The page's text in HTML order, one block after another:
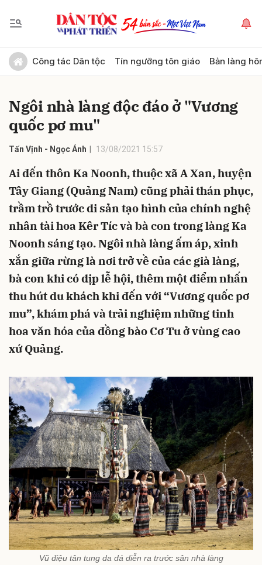
Công tác Dân tộc Tín ngưỡng tôn giáo Bản làng
Ngôi nhà làng độc đáo ở "Vương
quốc pơ mu"
Tấn Vịnh - Ngọc Ánh 13/08/2021 15:57
Ai đến thôn Ka Noonh, thuộc xã A Xan, huyện
Tây Giang (Quảng Nam) cũng phải thán phục,
trầm trồ trước di sản tạo hình của chính nghệ
nhân tài hoa Kêr Tíc và bà con trong làng Ka
Noonh sáng tạo. Ngôi nhà làng ấm áp, xinh
xắn giữa rừng là nơi trở về của các già làng,
bà con khi có dịp lễ hội, thêm một điểm nhấn
thu hút du khách khi đến với “Vương quốc pơ
mu”, khám phá và trải nghiệm những tinh
hoa văn hóa của đồng bào Cơ Tu ở vùng cao
xứ Quảng.
Vũ điệu tân tung da dá diễn ra trước sân nhà làng
Gửi bình luận
Hủy Gửi